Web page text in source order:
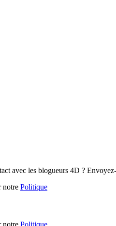
avec les blogueurs 4D ?
notre Politique
notre Politique